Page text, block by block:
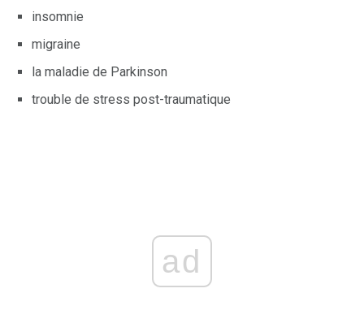
insomnie
migraine
la maladie de Parkinson
trouble de stress post-traumatique
ad